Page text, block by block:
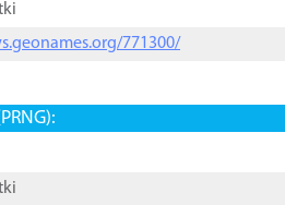
771300/